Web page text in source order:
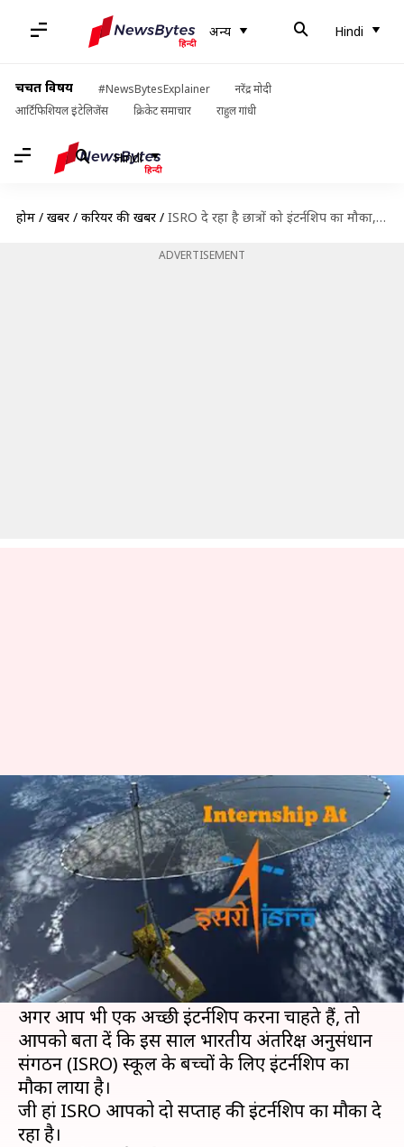
अन्य Hindi
चर्चित विषय #NewsBytesExplainer
नरेंद्र मोदी
आर्टिफिशियल इंटेलिजेंस
क्रिकेट समाचार राहुल गांधी
Hindi
होम / खबरें / करियर की खबरें / ISRO दे रहा है छात्रों को इंटर्नशिप का मौका, प्रत्येक राज्य से चुने जाएँगे छात्र
ADVERTISEMENT
ISRO दे रहा है छात्रों को इंटर्नशिप का
मौका, प्रत्येक राज्य से चुने जाएँगे छात्र
लेखन मोना दीक्षित Mar 07, 2019 08:55 pm
क्या है खबर?
गर्मी का सीजन आने वाला है और इसके साथ ही छात्रों के
लिए इंटर्नशिप का सीजन भी आ रहा है। गर्मियों में छात्र
अच्छी इंटर्नशिप की तलाश में होते हैं।
अगर आप भी एक अच्छी इंटर्नशिप करना चाहते हैं, तो
आपको बता दें कि इस साल भारतीय अंतरिक्ष अनुसंधान
संगठन (ISRO) स्कूल के बच्चों के लिए इंटर्नशिप का
मौका लाया है।
जी हां ISRO आपको दो सप्ताह की इंटर्नशिप का मौका दे
रहा है।